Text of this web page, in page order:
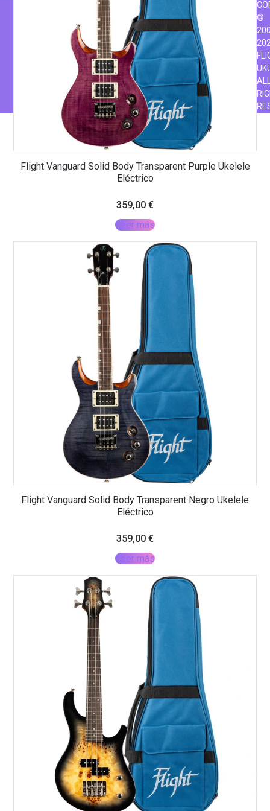
Flight Vanguard Solid Body Transparent Purple Ukelele
Eléctrico
359,00 €
Leer más
Flight Vanguard Solid Body Transparent Negro Ukelele
Eléctrico
359,00 €
Leer más
©